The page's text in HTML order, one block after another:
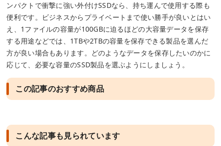
ンパクトで衝撃に強い外付けSSDなら、持ち運んで使用する際も
便利です。ビジネスからプライベートまで使い勝手が良いとはい
え、1ファイルの容量が100GBに迫るほどの大容量データを保存
する用途などでは、1TBや2TBの容量を保存できる製品を選んだ
方が良い場合もあります。どのようなデータを保存したいのかに
応じて、必要な容量のSSD製品を選ぶようにしましょう。
この記事のおすすめ商品
こんな記事も見られています